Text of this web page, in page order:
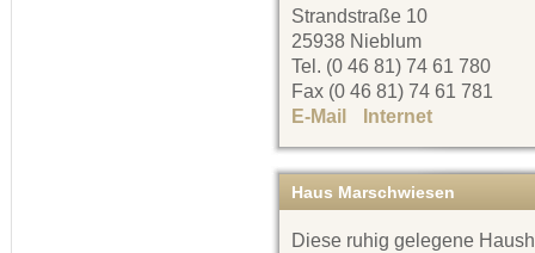
Strandstraße 10
25938 Nieblum
Tel. (0 46 81) 74 61 780
Fax (0 46 81) 74 61 781
E-Mail
Internet
Haus Marschwiesen
Diese ruhig gelegene